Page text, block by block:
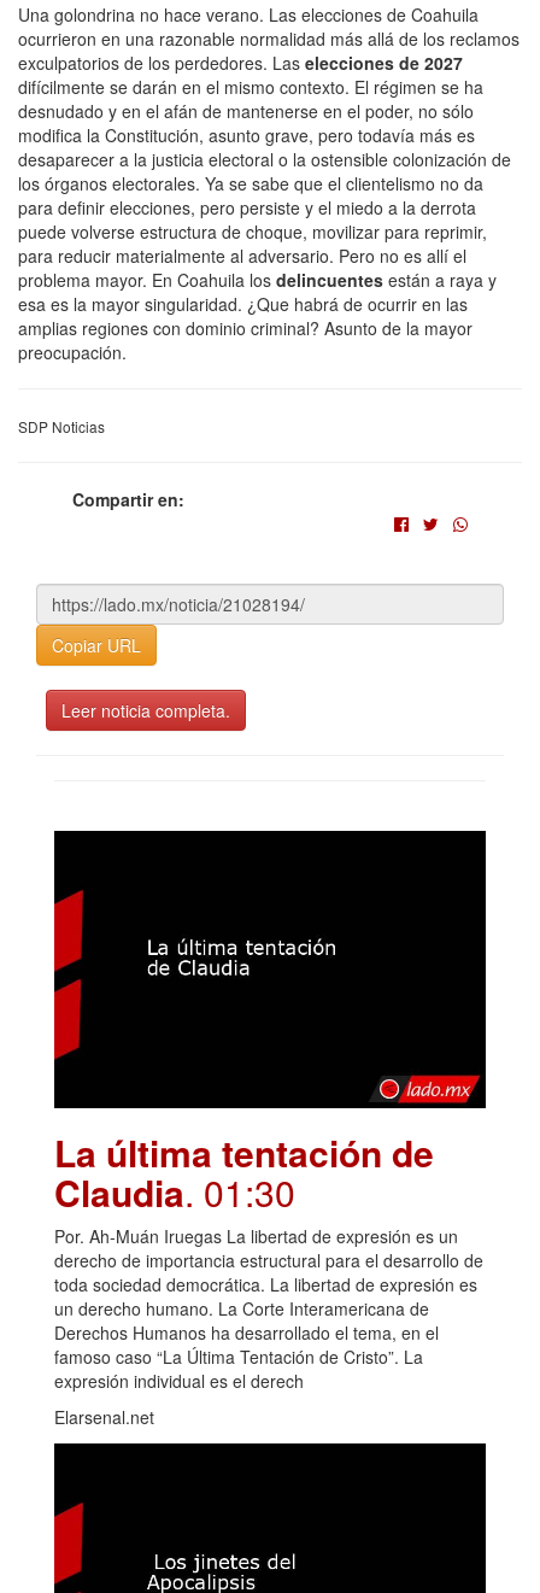
Una golondrina no hace verano. Las elecciones de Coahuila
ocurrieron en una razonable normalidad más allá de los reclamos
exculpatorios de los perdedores. Las elecciones de 2027
difícilmente se darán en el mismo contexto. El régimen se ha
desnudado y en el afán de mantenerse en el poder, no sólo
modifica la Constitución, asunto grave, pero todavía más es
desaparecer a la justicia electoral o la ostensible colonización de
los órganos electorales. Ya se sabe que el clientelismo no da
para definir elecciones, pero persiste y el miedo a la derrota
puede volverse estructura de choque, movilizar para reprimir,
para reducir materialmente al adversario. Pero no es allí el
problema mayor. En Coahuila los delincuentes están a raya y
esa es la mayor singularidad. ¿Que habrá de ocurrir en las
amplias regiones con dominio criminal? Asunto de la mayor
preocupación.
SDP Noticias
Compartir en:
Copiar URL
Leer noticia completa.
La última tentación de
Claudia. 01:30
Por. Ah-Muán Iruegas La libertad de expresión es un
derecho de importancia estructural para el desarrollo de
toda sociedad democrática. La libertad de expresión es
un derecho humano. La Corte Interamericana de
Derechos Humanos ha desarrollado el tema, en el
famoso caso “La Última Tentación de Cristo”. La
expresión individual es el derech
Elarsenal.net